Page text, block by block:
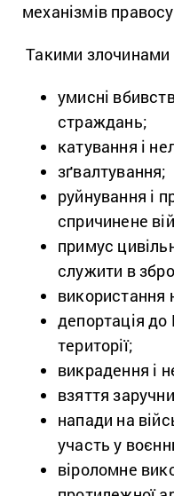
механізмів
Такими
умисні
страждань;
катування і
зґвалтування;
руйнування і
спричинене
примус
служити в
використання
депортація до
території;
викрадення і
взяття
напади на
участь у
віроломне